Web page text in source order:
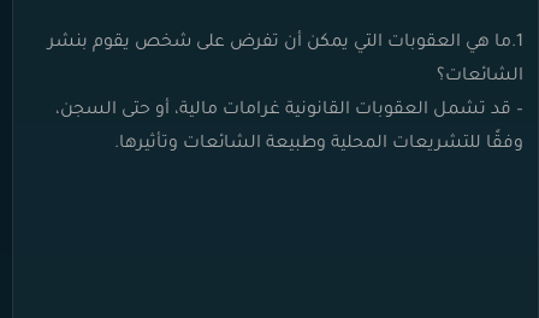
1.ما هي العقوبات التي يمكن أن تفرض على شخص يقوم بنشر
الشائعات؟
– قد تشمل العقوبات القانونية غرامات مالية، أو حتى السجن،
وفقًا للتشريعات المحلية وطبيعة الشائعات وتأثيرها.